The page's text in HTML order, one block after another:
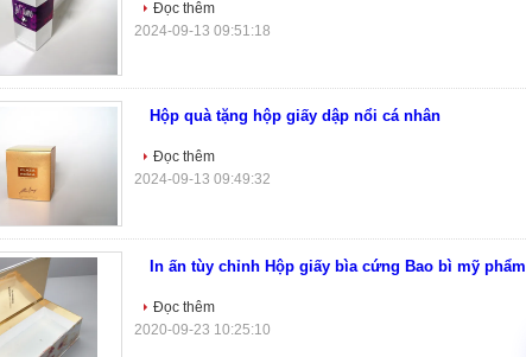
Đọc thêm
2024-09-13 09:51:18
Hộp quà tặng hộp giấy dập nổi cá nhân
Đọc thêm
2024-09-13 09:49:32
In ấn tùy chỉnh Hộp giấy bìa cứng Bao bì mỹ phẩm
Đọc thêm
2020-09-23 10:25:10